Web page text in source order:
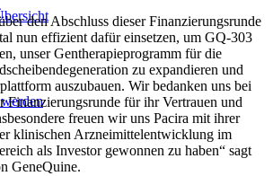
den Abschluss dieser Finanzierungsrunde
nun effizient dafür einsetzen, um GQ-303
unser Gentherapieprogramm für die
zu expandieren und
auszubauen. Wir bedanken uns bei
Finanzierungsrunde für ihr Vertrauen und
freuen wir uns Pacira mit ihrer
klinischen Arzneimittelentwicklung im
als Investor gewonnen zu haben“ sagt
GeneQuine.